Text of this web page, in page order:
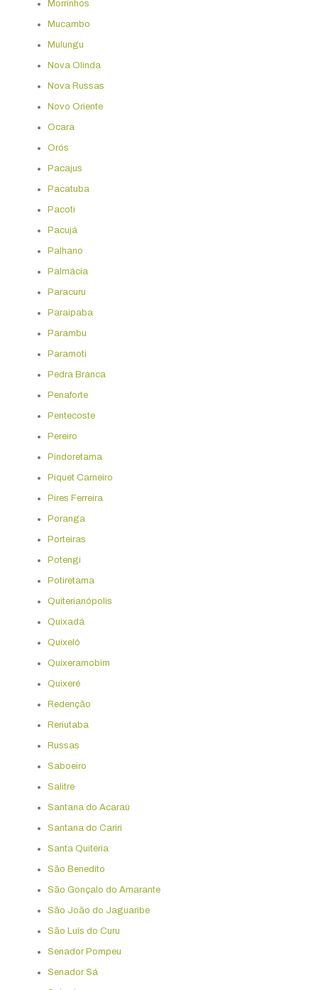
Morrinhos
Mucambo
Mulungu
Nova Olinda
Nova Russas
Novo Oriente
Ocara
Orós
Pacajus
Pacatuba
Pacoti
Pacujá
Palhano
Palmácia
Paracuru
Paraipaba
Parambu
Paramoti
Pedra Branca
Penaforte
Pentecoste
Pereiro
Pindoretama
Piquet Carneiro
Pires Ferreira
Poranga
Porteiras
Potengi
Potiretama
Quiterianópolis
Quixadá
Quixelô
Quixeramobim
Quixeré
Redenção
Reriutaba
Russas
Saboeiro
Salitre
Santana do Acaraú
Santana do Cariri
Santa Quitéria
São Benedito
São Gonçalo do Amarante
São João do Jaguaribe
São Luís do Curu
Senador Pompeu
Senador Sá